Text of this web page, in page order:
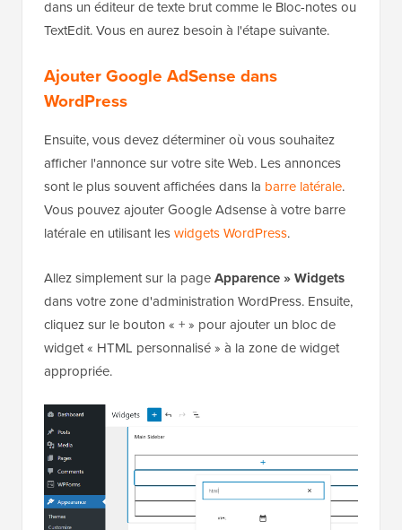
dans un éditeur de texte brut comme le Bloc-notes ou
TextEdit. Vous en aurez besoin à l'étape suivante.
Ajouter Google AdSense dans
WordPress
Ensuite, vous devez déterminer où vous souhaitez
afficher l'annonce sur votre site Web. Les annonces
sont le plus souvent affichées dans la barre latérale.
Vous pouvez ajouter Google Adsense à votre barre
latérale en utilisant leswidgets WordPress.
Allez simplement sur la pageApparence » Widgets
dans votre zone d'administration WordPress. Ensuite,
cliquez sur le bouton « + » pour ajouter un bloc de
widget « HTML personnalisé » à la zone de widget
appropriée.